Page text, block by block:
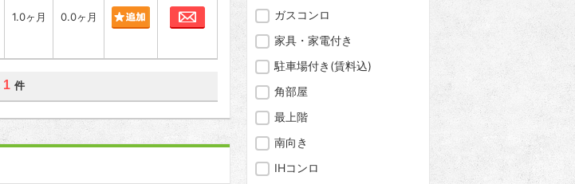
1.0ヶ月 0.0ヶ月 お問合わせ
1 件
ガスコンロ
家具・家電付き
駐車場付き(賃料込)
角部屋
最上階
南向き
IHコンロ